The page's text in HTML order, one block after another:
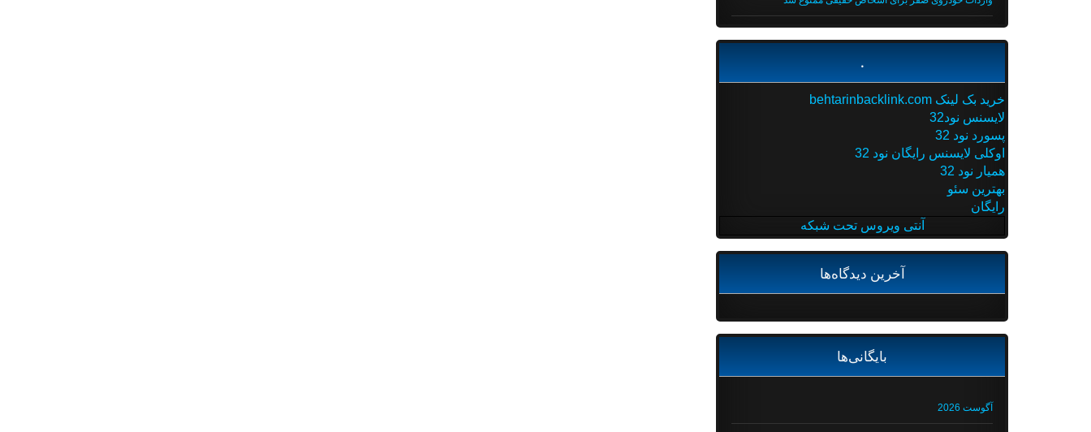
.
خرید بک لینک behtarinbacklink.com
لایسنس نود32
پسورد نود 32
اوکلی لایسنس رایگان نود 32
همیار نود 32
بهترین سئو
رایگان
آنتی ویروس تحت شبکه
آخرین دیدگاه‌ها
بایگانی‌ها
آگوست 2026